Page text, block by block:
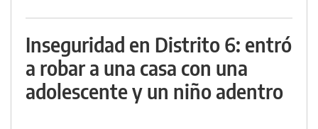
Inseguridad en Distrito 6: entró
a robar a una casa con una
adolescente y un niño adentro